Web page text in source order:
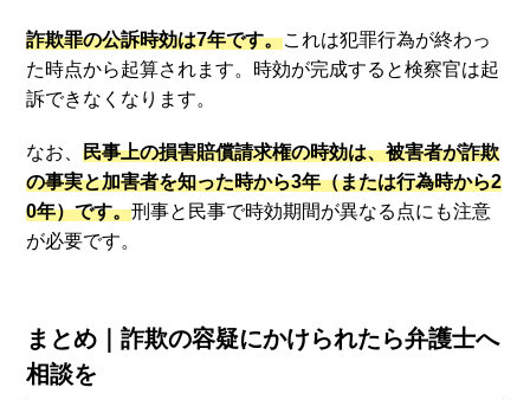
詐欺罪の公訴時効は7年です。これは犯罪行為が終わっ
た時点から起算されます。時効が完成すると検察官は起
訴できなくなります。
なお、民事上の損害賠償請求権の時効は、被害者が詐欺
の事実と加害者を知った時から3年（または行為時から2
0年）です。刑事と民事で時効期間が異なる点にも注意
が必要です。
まとめ｜詐欺の容疑にかけられたら弁護士へ
相談を